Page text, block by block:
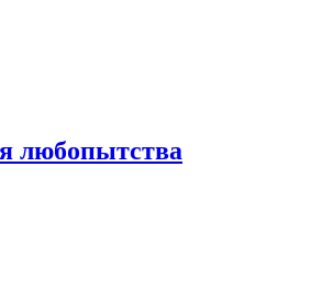
любопытства